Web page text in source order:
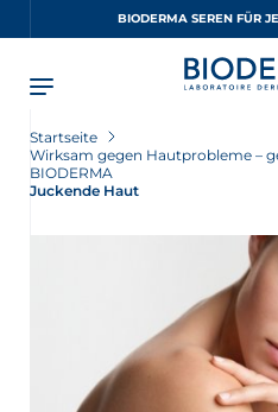
BIODERMA SEREN FÜR
Startseite
Wirksam gegen Hautprobleme –
BIODERMA
Juckende Haut